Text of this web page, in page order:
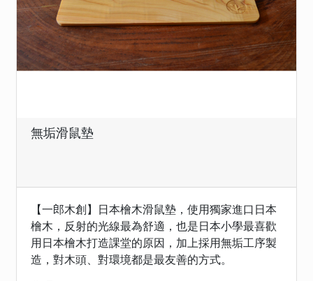
無垢滑鼠墊
【一郎木創】日本檜木滑鼠墊，使用獨家進口日本
檜木，反射的光線最為舒適，也是日本小學最喜歡
用日本檜木打造課堂的原因，加上採用無垢工序製
造，對木頭、對環境都是最友善的方式。